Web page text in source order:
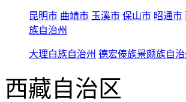
昆明市 曲靖市 玉溪市 保山市 昭通市
族自治州
大理白族自治州 德宏傣族景颇族自治
西藏自治区